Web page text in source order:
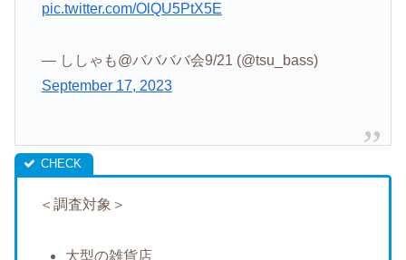
pic.twitter.com/OlQU5PtX5E
— ししゃも@ババババ会9/21 (@tsu_bass)
September 17, 2023
＜調査対象＞
大型の雑貨店